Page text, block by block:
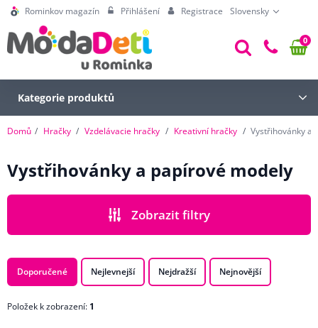
Rominkov magazín Přihlášení Registrace Slovensky
0
Kategorie produktů
Domů Hračky Vzdelávacie hračky Kreativní hračky Vystřihovánky a
Vystřihovánky a papírové modely
Zobrazit filtry
CENA
POHLAVÍ
Doporučené Nejlevnejší Nejdražší Nejnovější
Položek k zobrazení: 1